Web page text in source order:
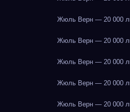
Жюль Верн — 20 000
Жюль Верн — 20 000
Жюль Верн — 20 000
Жюль Верн — 20 000
Жюль Верн — 20 000